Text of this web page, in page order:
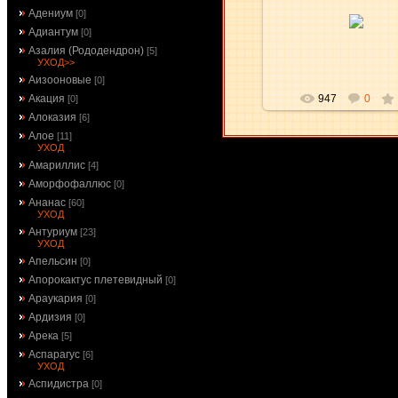
Адениум [0]
Адиантум [0]
Азалия (Рододендрон) [5]
УХОД>>
Аизооновые [0]
Акация [0]
Алоказия [6]
Алое [11]
УХОД
Амариллис [4]
Аморфофаллюс [0]
Ананас [60]
УХОД
Антуриум [23]
УХОД
Апельсин [0]
Апорокактус плетевидный [0]
Араукария [0]
Ардизия [0]
Арека [5]
Аспарагус [6]
УХОД
Аспидистра [0]
947 0